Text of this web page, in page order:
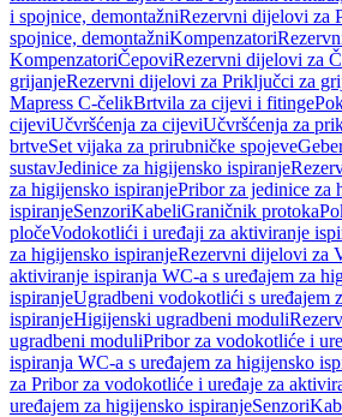
i spojnice, demontažniRezervni dijelovi za
spojnice, demontažniKompenzatori
KompenzatoriČepoviRezervni dijelovi za
grijanjeRezervni dijelovi za Priključci za
Mapress C-čelikBrtvila za cijevi i fitinge
cijeviUčvršćenja za cijeviUčvršćenja za
brtveSet vijaka za prirubničke spojeve
sustavJedinice za higijensko ispiranje
za higijensko ispiranjePribor za jedinice za
ispiranjeSenzoriKabeliGraničnik protoka
pločeVodokotlići i uređaji za aktiviranje
za higijensko ispiranjeRezervni dijelovi za
aktiviranje ispiranja WC-a s uređajem za
ispiranjeUgradbeni vodokotlići s uređajem
ispiranjeHigijenski ugradbeni moduli
ugradbeni moduliPribor za vodokotliće i
ispiranja WC-a s uređajem za higijensko
za Pribor za vodokotliće i uređaje za
uređajem za higijensko ispiranjeSenzori